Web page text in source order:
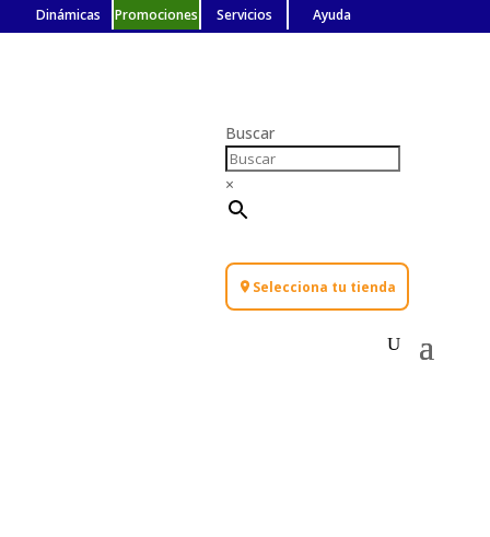
Dinámicas Promociones Servicios Ayuda
Buscar
×
Selecciona tu tienda